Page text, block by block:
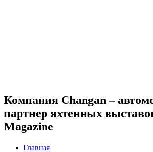
Компания Changan –
партнер яхтенных
Magazine
Главная